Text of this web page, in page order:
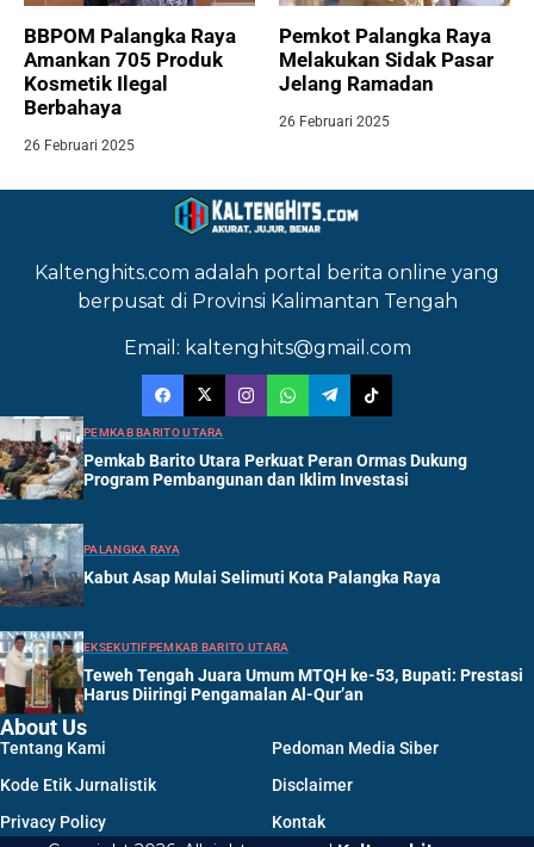
BBPOM Palangka Raya
Amankan 705 Produk
Kosmetik Ilegal
Berbahaya
26 Februari 2025
Pemkot Palangka Raya
Melakukan Sidak Pasar
Jelang Ramadan
26 Februari 2025
Kaltenghits.com adalah portal berita online yang
berpusat di Provinsi Kalimantan Tengah
Email: kaltenghits@gmail.com
PEMKAB BARITO UTARA
Pemkab Barito Utara Perkuat Peran Ormas Dukung
Program Pembangunan dan Iklim Investasi
PALANGKA RAYA
Kabut Asap Mulai Selimuti Kota Palangka Raya
EKSEKUTIFPEMKAB BARITO UTARA
Teweh Tengah Juara Umum MTQH ke-53, Bupati: Prestasi
Harus Diiringi Pengamalan Al-Qur’an
About Us
Tentang Kami
Pedoman Media Siber
Kode Etik Jurnalistik
Disclaimer
Privacy Policy
Kontak